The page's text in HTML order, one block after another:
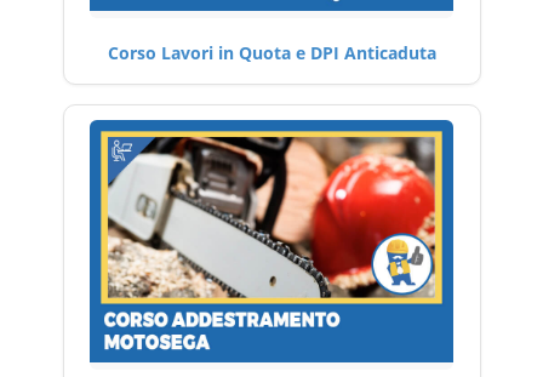
Corso Lavori in Quota e DPI Anticaduta